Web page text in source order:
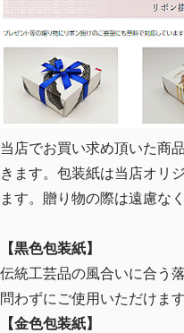
当店でお買い求め頂いた商
きます。包装紙は当店オリ
ます。贈り物の際は遠慮な
【黒色包装紙】
伝統工芸品の風合いに合う
問わずにご使用いただけます
【金色包装紙】